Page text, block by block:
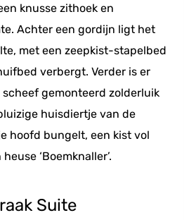
knusse zithoek en
Achter een gordijn ligt het
met een zeepkist-stapelbed
verbergt. Verder is er
gemonteerd zolderluik
huisdiertje van de
hoofd bungelt, een kist vol
‘Boemknaller’.
Suite